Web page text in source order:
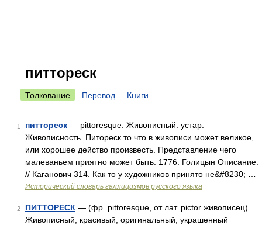
питтореск
Толкование Перевод Книги
1 питтореск — pittoresque. Живописный. устар.
Живописность. Питореск то что в живописи может великое,
или хорошее действо произвесть. Представление чего
малеваньем приятно может быть. 1776. Голицын Описание.
// Каганович 314. Как то у художников принято не&#8230; …
Исторический словарь галлицизмов русского языка
2 ПИТТОРЕСК — (фр. pittoresque, от лат. pictor живописец).
Живописный, красивый, оригинальный, украшенный